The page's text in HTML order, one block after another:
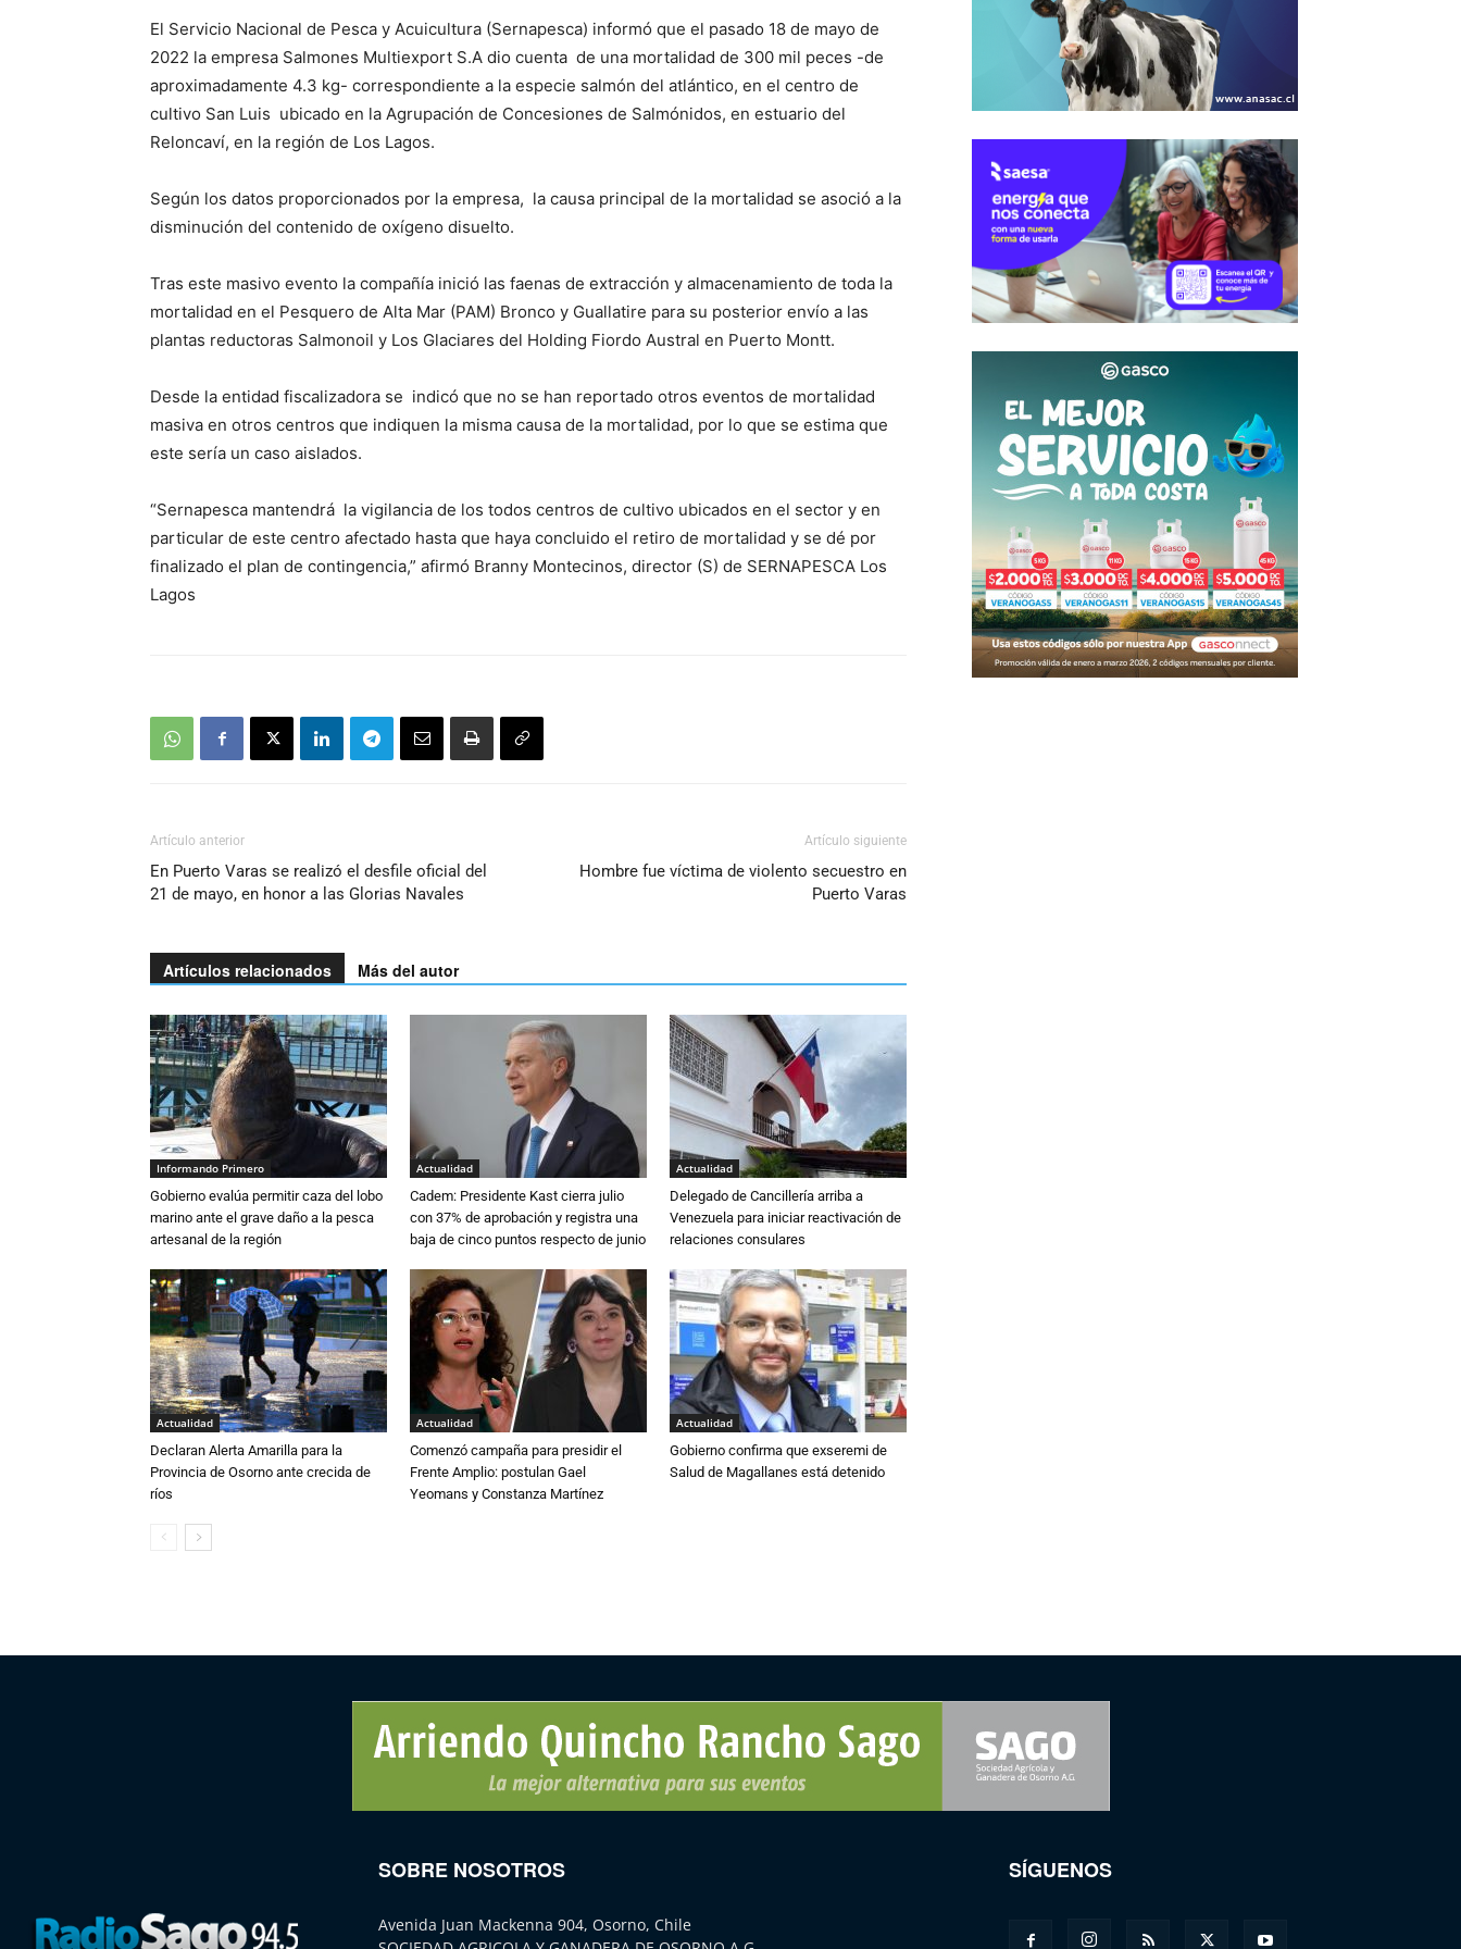
El Servicio Nacional de Pesca y Acuicultura (Sernapesca) informó que el pasado 18 de mayo de
2022 la empresa Salmones Multiexport S.A dio cuenta de una mortalidad de 300 mil peces -de
aproximadamente 4.3 kg- correspondiente a la especie salmón del atlántico, en el centro de
cultivo San Luis ubicado en la Agrupación de Concesiones de Salmónidos, en estuario del
Reloncaví, en la región de Los Lagos.
Según los datos proporcionados por la empresa, la causa principal de la mortalidad se asoció a la
disminución del contenido de oxígeno disuelto.
Tras este masivo evento la compañía inició las faenas de extracción y almacenamiento de toda la
mortalidad en el Pesquero de Alta Mar (PAM) Bronco y Guallatire para su posterior envío a las
plantas reductoras Salmonoil y Los Glaciares del Holding Fiordo Austral en Puerto Montt.
Desde la entidad fiscalizadora se indicó que no se han reportado otros eventos de mortalidad
masiva en otros centros que indiquen la misma causa de la mortalidad, por lo que se estima que
este sería un caso aislados.
“Sernapesca mantendrá la vigilancia de los todos centros de cultivo ubicados en el sector y en
particular de este centro afectado hasta que haya concluido el retiro de mortalidad y se dé por
finalizado el plan de contingencia,” afirmó Branny Montecinos, director (S) de SERNAPESCA Los
Lagos
Artículo anterior
En Puerto Varas se realizó el desfile oficial del
21 de mayo, en honor a las Glorias Navales
Artículo siguiente
Hombre fue víctima de violento secuestro en
Puerto Varas
Artículos relacionados Más del autor
Informando Primero
Gobierno evalúa permitir caza del lobo
marino ante el grave daño a la pesca
artesanal de la región
Actualidad
Cadem: Presidente Kast cierra julio
con 37% de aprobación y registra una
baja de cinco puntos respecto de junio
Actualidad
Delegado de Cancillería arriba a
Venezuela para iniciar reactivación de
relaciones consulares
Actualidad
Declaran Alerta Amarilla para la
Provincia de Osorno ante crecida de
ríos
Actualidad
Comenzó campaña para presidir el
Frente Amplio: postulan Gael
Yeomans y Constanza Martínez
Actualidad
Gobierno confirma que exseremi de
Salud de Magallanes está detenido
SOBRE NOSOTROS
Avenida Juan Mackenna 904, Osorno, Chile
SÍGUENOS